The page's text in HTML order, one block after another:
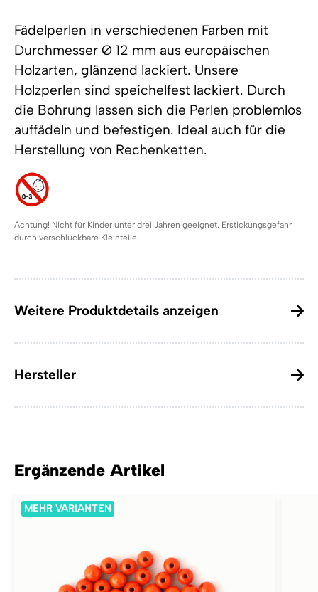
Fädelperlen in verschiedenen Farben mit
Durchmesser Ø 12 mm aus europäischen
Holzarten, glänzend lackiert. Unsere
Holzperlen sind speichelfest lackiert. Durch
die Bohrung lassen sich die Perlen problemlos
auffädeln und befestigen. Ideal auch für die
Herstellung von Rechenketten.
Achtung! Nicht für Kinder unter drei Jahren geeignet. Erstickungsgefahr
durch verschluckbare Kleinteile.
Weitere Produktdetails anzeigen
Hersteller
Ergänzende Artikel
MEHR VARIANTEN